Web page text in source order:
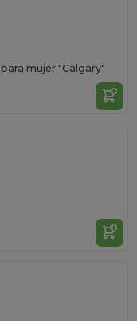
mujer "Calgary"